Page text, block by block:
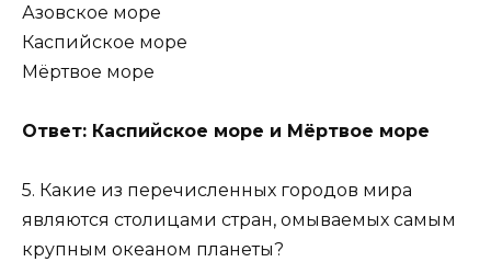
Азовское море
Каспийское море
Мёртвое море
Ответ: Каспийское море и Мёртвое море
5. Какие из перечисленных городов мира
являются столицами стран, омываемых самым
крупным океаном планеты?